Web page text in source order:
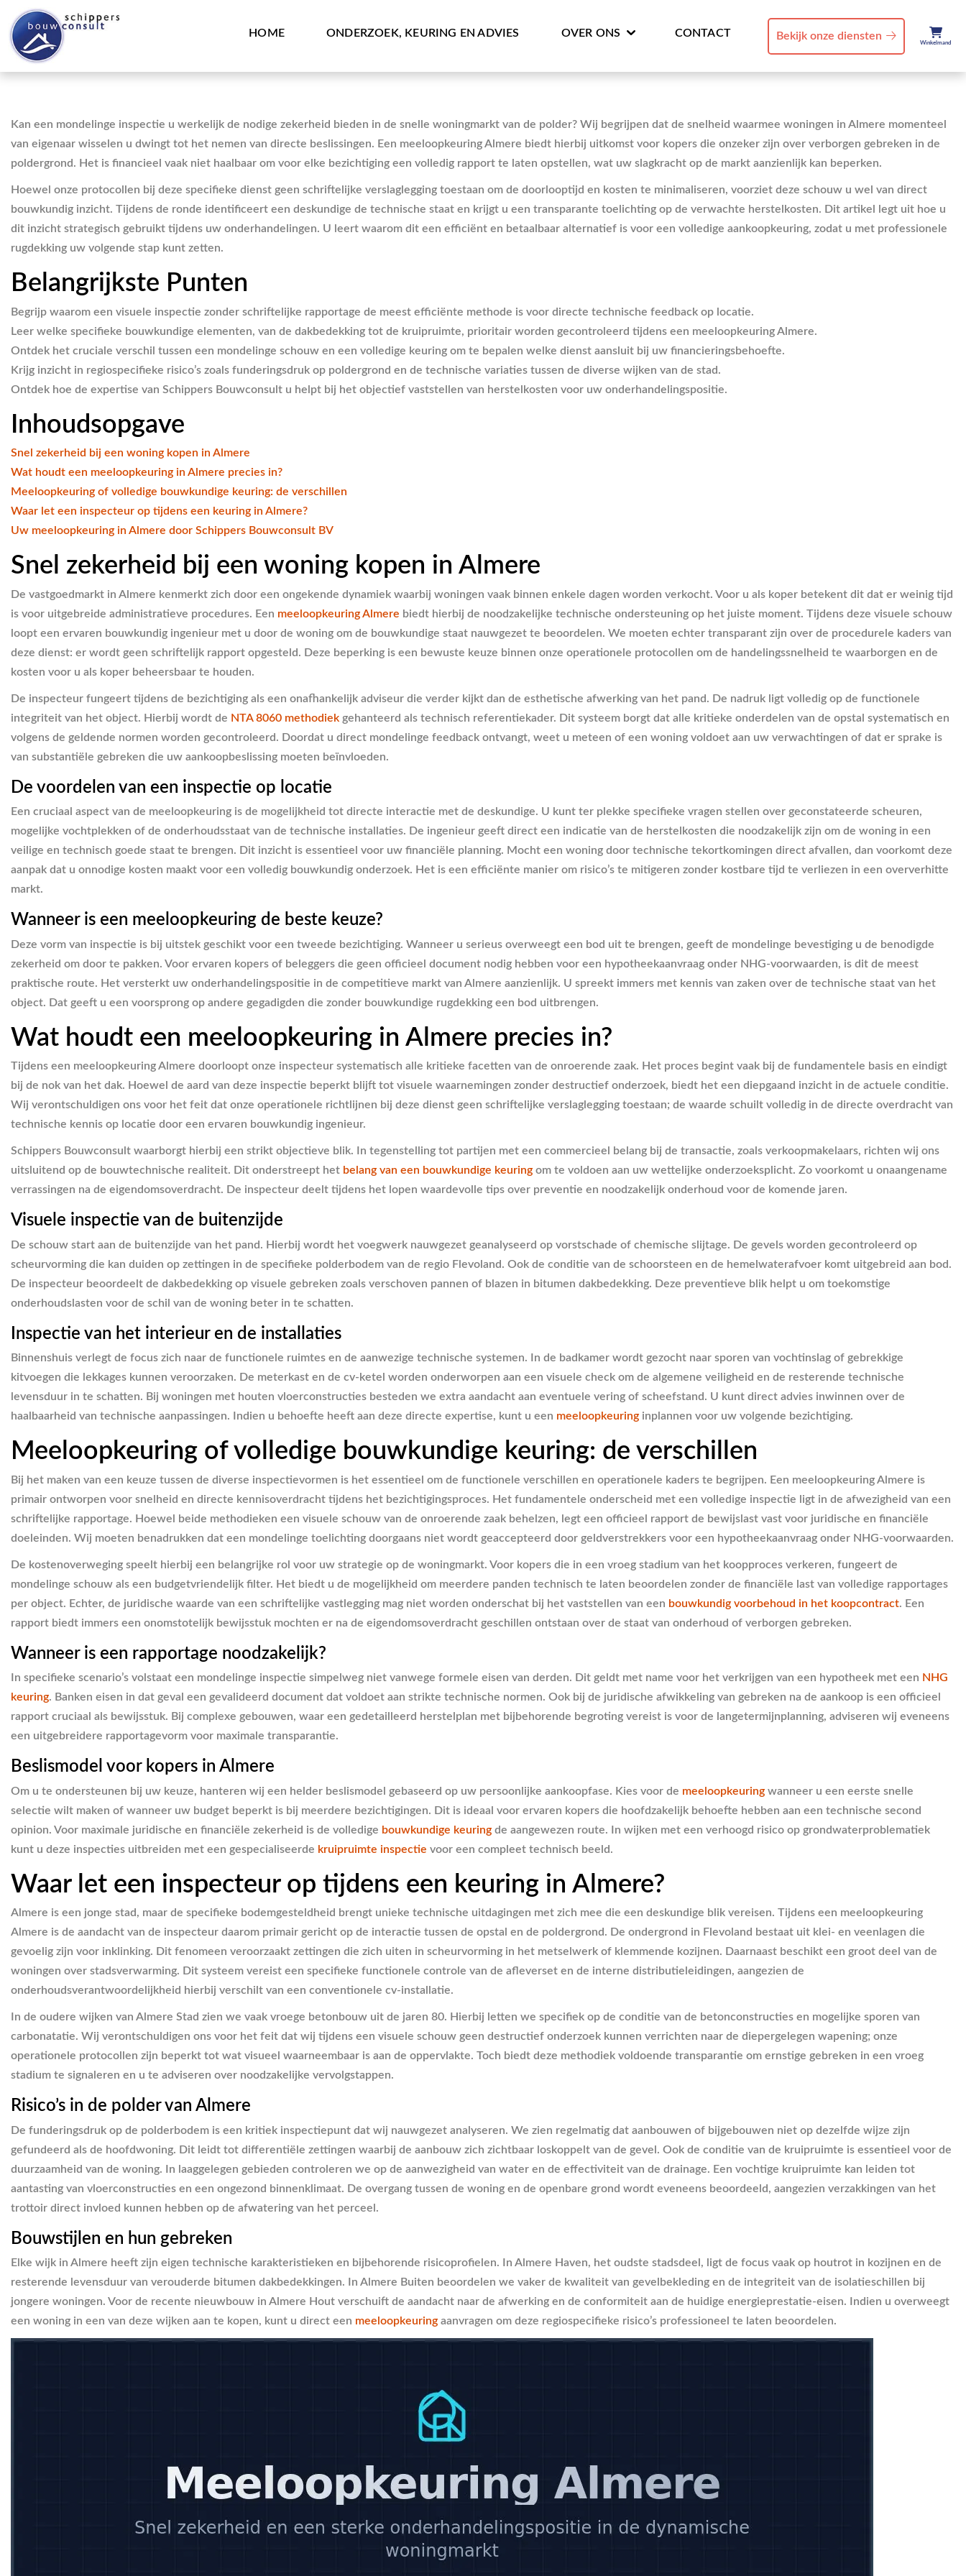
HOME ONDERZOEK, KEURING EN ADVIES OVER ONS CONTACT
Winkelmand
Bekijk onze diensten
Kan een mondelinge inspectie u werkelijk de nodige zekerheid bieden in de snelle woningmarkt van de polder? Wij begrijpen dat de snelheid waarmee woningen in Almere momenteel
van eigenaar wisselen u dwingt tot het nemen van directe beslissingen. Een meeloopkeuring Almere biedt hierbij uitkomst voor kopers die onzeker zijn over verborgen gebreken in de
poldergrond. Het is financieel vaak niet haalbaar om voor elke bezichtiging een volledig rapport te laten opstellen, wat uw slagkracht op de markt aanzienlijk kan beperken.
Hoewel onze protocollen bij deze specifieke dienst geen schriftelijke verslaglegging toestaan om de doorlooptijd en kosten te minimaliseren, voorziet deze schouw u wel van direct
bouwkundig inzicht. Tijdens de ronde identificeert een deskundige de technische staat en krijgt u een transparante toelichting op de verwachte herstelkosten. Dit artikel legt uit hoe u
dit inzicht strategisch gebruikt tijdens uw onderhandelingen. U leert waarom dit een efficiënt en betaalbaar alternatief is voor een volledige aankoopkeuring, zodat u met professionele
rugdekking uw volgende stap kunt zetten.
Belangrijkste Punten
Begrijp waarom een visuele inspectie zonder schriftelijke rapportage de meest efficiënte methode is voor directe technische feedback op locatie.
Leer welke specifieke bouwkundige elementen, van de dakbedekking tot de kruipruimte, prioritair worden gecontroleerd tijdens een meeloopkeuring Almere.
Ontdek het cruciale verschil tussen een mondelinge schouw en een volledige keuring om te bepalen welke dienst aansluit bij uw financieringsbehoefte.
Krijg inzicht in regiospecifieke risico’s zoals funderingsdruk op poldergrond en de technische variaties tussen de diverse wijken van de stad.
Ontdek hoe de expertise van Schippers Bouwconsult u helpt bij het objectief vaststellen van herstelkosten voor uw onderhandelingspositie.
Inhoudsopgave
Snel zekerheid bij een woning kopen in Almere
Wat houdt een meeloopkeuring in Almere precies in?
Meeloopkeuring of volledige bouwkundige keuring: de verschillen
Waar let een inspecteur op tijdens een keuring in Almere?
Uw meeloopkeuring in Almere door Schippers Bouwconsult BV
Snel zekerheid bij een woning kopen in Almere
De vastgoedmarkt in Almere kenmerkt zich door een ongekende dynamiek waarbij woningen vaak binnen enkele dagen worden verkocht. Voor u als koper betekent dit dat er weinig tijd
is voor uitgebreide administratieve procedures. Een meeloopkeuring Almere biedt hierbij de noodzakelijke technische ondersteuning op het juiste moment. Tijdens deze visuele schouw
loopt een ervaren bouwkundig ingenieur met u door de woning om de bouwkundige staat nauwgezet te beoordelen. We moeten echter transparant zijn over de procedurele kaders van
deze dienst: er wordt geen schriftelijk rapport opgesteld. Deze beperking is een bewuste keuze binnen onze operationele protocollen om de handelingssnelheid te waarborgen en de
kosten voor u als koper beheersbaar te houden.
De inspecteur fungeert tijdens de bezichtiging als een onafhankelijk adviseur die verder kijkt dan de esthetische afwerking van het pand. De nadruk ligt volledig op de functionele
integriteit van het object. Hierbij wordt de NTA 8060 methodiek gehanteerd als technisch referentiekader. Dit systeem borgt dat alle kritieke onderdelen van de opstal systematisch en
volgens de geldende normen worden gecontroleerd. Doordat u direct mondelinge feedback ontvangt, weet u meteen of een woning voldoet aan uw verwachtingen of dat er sprake is
van substantiële gebreken die uw aankoopbeslissing moeten beïnvloeden.
De voordelen van een inspectie op locatie
Een cruciaal aspect van de meeloopkeuring is de mogelijkheid tot directe interactie met de deskundige. U kunt ter plekke specifieke vragen stellen over geconstateerde scheuren,
mogelijke vochtplekken of de onderhoudsstaat van de technische installaties. De ingenieur geeft direct een indicatie van de herstelkosten die noodzakelijk zijn om de woning in een
veilige en technisch goede staat te brengen. Dit inzicht is essentieel voor uw financiële planning. Mocht een woning door technische tekortkomingen direct afvallen, dan voorkomt deze
aanpak dat u onnodige kosten maakt voor een volledig bouwkundig onderzoek. Het is een efficiënte manier om risico’s te mitigeren zonder kostbare tijd te verliezen in een oververhitte
markt.
Wanneer is een meeloopkeuring de beste keuze?
Deze vorm van inspectie is bij uitstek geschikt voor een tweede bezichtiging. Wanneer u serieus overweegt een bod uit te brengen, geeft de mondelinge bevestiging u de benodigde
zekerheid om door te pakken. Voor ervaren kopers of beleggers die geen officieel document nodig hebben voor een hypotheekaanvraag onder NHG-voorwaarden, is dit de meest
praktische route. Het versterkt uw onderhandelingspositie in de competitieve markt van Almere aanzienlijk. U spreekt immers met kennis van zaken over de technische staat van het
object. Dat geeft u een voorsprong op andere gegadigden die zonder bouwkundige rugdekking een bod uitbrengen.
Wat houdt een meeloopkeuring in Almere precies in?
Tijdens een meeloopkeuring Almere doorloopt onze inspecteur systematisch alle kritieke facetten van de onroerende zaak. Het proces begint vaak bij de fundamentele basis en eindigt
bij de nok van het dak. Hoewel de aard van deze inspectie beperkt blijft tot visuele waarnemingen zonder destructief onderzoek, biedt het een diepgaand inzicht in de actuele conditie.
Wij verontschuldigen ons voor het feit dat onze operationele richtlijnen bij deze dienst geen schriftelijke verslaglegging toestaan; de waarde schuilt volledig in de directe overdracht van
technische kennis op locatie door een ervaren bouwkundig ingenieur.
Schippers Bouwconsult waarborgt hierbij een strikt objectieve blik. In tegenstelling tot partijen met een commercieel belang bij de transactie, zoals verkoopmakelaars, richten wij ons
uitsluitend op de bouwtechnische realiteit. Dit onderstreept het belang van een bouwkundige keuring om te voldoen aan uw wettelijke onderzoeksplicht. Zo voorkomt u onaangename
verrassingen na de eigendomsoverdracht. De inspecteur deelt tijdens het lopen waardevolle tips over preventie en noodzakelijk onderhoud voor de komende jaren.
Visuele inspectie van de buitenzijde
De schouw start aan de buitenzijde van het pand. Hierbij wordt het voegwerk nauwgezet geanalyseerd op vorstschade of chemische slijtage. De gevels worden gecontroleerd op
scheurvorming die kan duiden op zettingen in de specifieke polderbodem van de regio Flevoland. Ook de conditie van de schoorsteen en de hemelwaterafvoer komt uitgebreid aan bod.
De inspecteur beoordeelt de dakbedekking op visuele gebreken zoals verschoven pannen of blazen in bitumen dakbedekking. Deze preventieve blik helpt u om toekomstige
onderhoudslasten voor de schil van de woning beter in te schatten.
Inspectie van het interieur en de installaties
Binnenshuis verlegt de focus zich naar de functionele ruimtes en de aanwezige technische systemen. In de badkamer wordt gezocht naar sporen van vochtinslag of gebrekkige
kitvoegen die lekkages kunnen veroorzaken. De meterkast en de cv-ketel worden onderworpen aan een visuele check om de algemene veiligheid en de resterende technische
levensduur in te schatten. Bij woningen met houten vloerconstructies besteden we extra aandacht aan eventuele vering of scheefstand. U kunt direct advies inwinnen over de
haalbaarheid van technische aanpassingen. Indien u behoefte heeft aan deze directe expertise, kunt u een meeloopkeuring inplannen voor uw volgende bezichtiging.
Meeloopkeuring of volledige bouwkundige keuring: de verschillen
Bij het maken van een keuze tussen de diverse inspectievormen is het essentieel om de functionele verschillen en operationele kaders te begrijpen. Een meeloopkeuring Almere is
primair ontworpen voor snelheid en directe kennisoverdracht tijdens het bezichtigingsproces. Het fundamentele onderscheid met een volledige inspectie ligt in de afwezigheid van een
schriftelijke rapportage. Hoewel beide methodieken een visuele schouw van de onroerende zaak behelzen, legt een officieel rapport de bewijslast vast voor juridische en financiële
doeleinden. Wij moeten benadrukken dat een mondelinge toelichting doorgaans niet wordt geaccepteerd door geldverstrekkers voor een hypotheekaanvraag onder NHG-voorwaarden.
De kostenoverweging speelt hierbij een belangrijke rol voor uw strategie op de woningmarkt. Voor kopers die in een vroeg stadium van het koopproces verkeren, fungeert de
mondelinge schouw als een budgetvriendelijk filter. Het biedt u de mogelijkheid om meerdere panden technisch te laten beoordelen zonder de financiële last van volledige rapportages
per object. Echter, de juridische waarde van een schriftelijke vastlegging mag niet worden onderschat bij het vaststellen van een bouwkundig voorbehoud in het koopcontract. Een
rapport biedt immers een onomstotelijk bewijsstuk mochten er na de eigendomsoverdracht geschillen ontstaan over de staat van onderhoud of verborgen gebreken.
Wanneer is een rapportage noodzakelijk?
In specifieke scenario’s volstaat een mondelinge inspectie simpelweg niet vanwege formele eisen van derden. Dit geldt met name voor het verkrijgen van een hypotheek met een NHG
keuring. Banken eisen in dat geval een gevalideerd document dat voldoet aan strikte technische normen. Ook bij de juridische afwikkeling van gebreken na de aankoop is een officieel
rapport cruciaal als bewijsstuk. Bij complexe gebouwen, waar een gedetailleerd herstelplan met bijbehorende begroting vereist is voor de langetermijnplanning, adviseren wij eveneens
een uitgebreidere rapportagevorm voor maximale transparantie.
Beslismodel voor kopers in Almere
Om u te ondersteunen bij uw keuze, hanteren wij een helder beslismodel gebaseerd op uw persoonlijke aankoopfase. Kies voor de meeloopkeuring wanneer u een eerste snelle
selectie wilt maken of wanneer uw budget beperkt is bij meerdere bezichtigingen. Dit is ideaal voor ervaren kopers die hoofdzakelijk behoefte hebben aan een technische second
opinion. Voor maximale juridische en financiële zekerheid is de volledige bouwkundige keuring de aangewezen route. In wijken met een verhoogd risico op grondwaterproblematiek
kunt u deze inspecties uitbreiden met een gespecialiseerde kruipruimte inspectie voor een compleet technisch beeld.
Waar let een inspecteur op tijdens een keuring in Almere?
Almere is een jonge stad, maar de specifieke bodemgesteldheid brengt unieke technische uitdagingen met zich mee die een deskundige blik vereisen. Tijdens een meeloopkeuring
Almere is de aandacht van de inspecteur daarom primair gericht op de interactie tussen de opstal en de poldergrond. De ondergrond in Flevoland bestaat uit klei- en veenlagen die
gevoelig zijn voor inklinking. Dit fenomeen veroorzaakt zettingen die zich uiten in scheurvorming in het metselwerk of klemmende kozijnen. Daarnaast beschikt een groot deel van de
woningen over stadsverwarming. Dit systeem vereist een specifieke functionele controle van de afleverset en de interne distributieleidingen, aangezien de
onderhoudsverantwoordelijkheid hierbij verschilt van een conventionele cv-installatie.
In de oudere wijken van Almere Stad zien we vaak vroege betonbouw uit de jaren 80. Hierbij letten we specifiek op de conditie van de betonconstructies en mogelijke sporen van
carbonatatie. Wij verontschuldigen ons voor het feit dat wij tijdens een visuele schouw geen destructief onderzoek kunnen verrichten naar de diepergelegen wapening; onze
operationele protocollen zijn beperkt tot wat visueel waarneembaar is aan de oppervlakte. Toch biedt deze methodiek voldoende transparantie om ernstige gebreken in een vroeg
stadium te signaleren en u te adviseren over noodzakelijke vervolgstappen.
Risico’s in de polder van Almere
De funderingsdruk op de polderbodem is een kritiek inspectiepunt dat wij nauwgezet analyseren. We zien regelmatig dat aanbouwen of bijgebouwen niet op dezelfde wijze zijn
gefundeerd als de hoofdwoning. Dit leidt tot differentiële zettingen waarbij de aanbouw zich zichtbaar loskoppelt van de gevel. Ook de conditie van de kruipruimte is essentieel voor de
duurzaamheid van de woning. In laaggelegen gebieden controleren we op de aanwezigheid van water en de effectiviteit van de drainage. Een vochtige kruipruimte kan leiden tot
aantasting van vloerconstructies en een ongezond binnenklimaat. De overgang tussen de woning en de openbare grond wordt eveneens beoordeeld, aangezien verzakkingen van het
trottoir direct invloed kunnen hebben op de afwatering van het perceel.
Bouwstijlen en hun gebreken
Elke wijk in Almere heeft zijn eigen technische karakteristieken en bijbehorende risicoprofielen. In Almere Haven, het oudste stadsdeel, ligt de focus vaak op houtrot in kozijnen en de
resterende levensduur van verouderde bitumen dakbedekkingen. In Almere Buiten beoordelen we vaker de kwaliteit van gevelbekleding en de integriteit van de isolatieschillen bij
jongere woningen. Voor de recente nieuwbouw in Almere Hout verschuift de aandacht naar de afwerking en de conformiteit aan de huidige energieprestatie-eisen. Indien u overweegt
een woning in een van deze wijken aan te kopen, kunt u direct een meeloopkeuring aanvragen om deze regiospecifieke risico’s professioneel te laten beoordelen.